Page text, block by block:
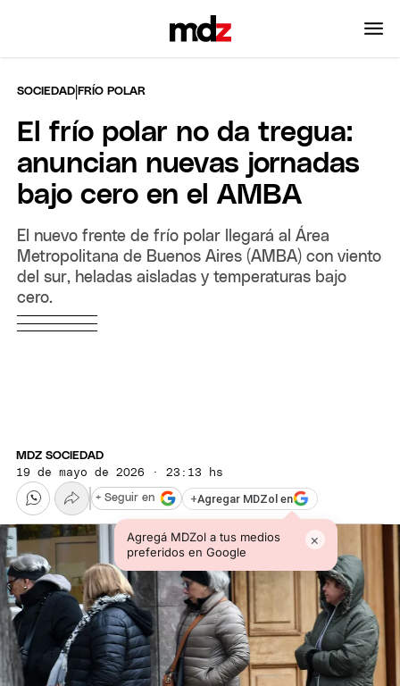
SOCIEDAD |FRÍO POLAR
El frío polar no da tregua:
anuncian nuevas jornadas
bajo cero en el AMBA
El nuevo frente de frío polar llegará al Área
Metropolitana de Buenos Aires (AMBA) con viento
del sur, heladas aisladas y temperaturas bajo
cero.
MDZ SOCIEDAD
19 de mayo de 2026 · 23:13 hs
+Agregar MDZol en
Agregá MDZol a tus medios
preferidos en Google
×
+ Seguir en